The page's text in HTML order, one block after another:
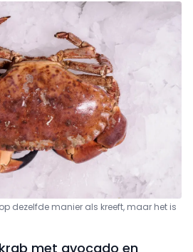
dezelfde manier als kreeft, maar het is
met avocado en